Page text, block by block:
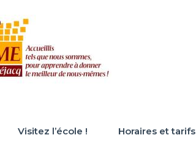
Visitez l’école ! Horaires et tarifs